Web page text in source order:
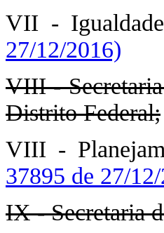
VII -
27/12/2016)
VIII -
Distrito Federal;
VIII -
37895 de 27/
IX - Secretaria